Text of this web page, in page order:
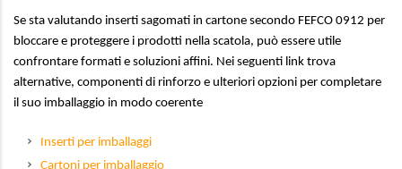
Se sta valutando inserti sagomati in cartone secondo FEFCO 0912 per
bloccare e proteggere i prodotti nella scatola, può essere utile
confrontare formati e soluzioni affini. Nei seguenti link trova
alternative, componenti di rinforzo e ulteriori opzioni per completare
il suo imballaggio in modo coerente
Inserti per imballaggi
Cartoni per imballaggio